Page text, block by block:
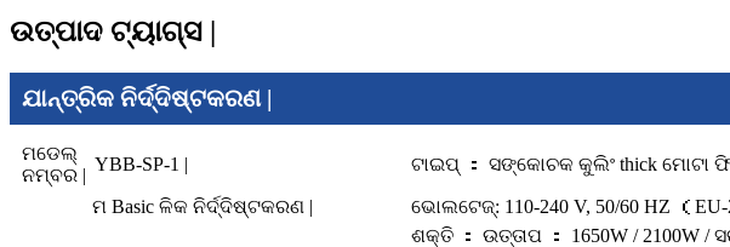
ଉତ୍ପାଦ ଟ୍ୟାଗ୍ସ |
ଯାନ୍ତ୍ରିକ ନିର୍ଦ୍ଦିଷ୍ଟକରଣ |
ମଡେଲ୍
ନମ୍ବର |
YBB-SP-1 | ଟାଇପ୍ ： ସଙ୍କୋଚକ କୁଲିଂ thick ମୋଟା
ମ Basic ଳିକ ନିର୍ଦ୍ଦିଷ୍ଟକରଣ |
ଭୋଲଟେଜ୍: 110-240 V, 50/60 HZ （EU-
ଶକ୍ତି ： ଉତ୍ତାପ ： 1650W / 2100W /